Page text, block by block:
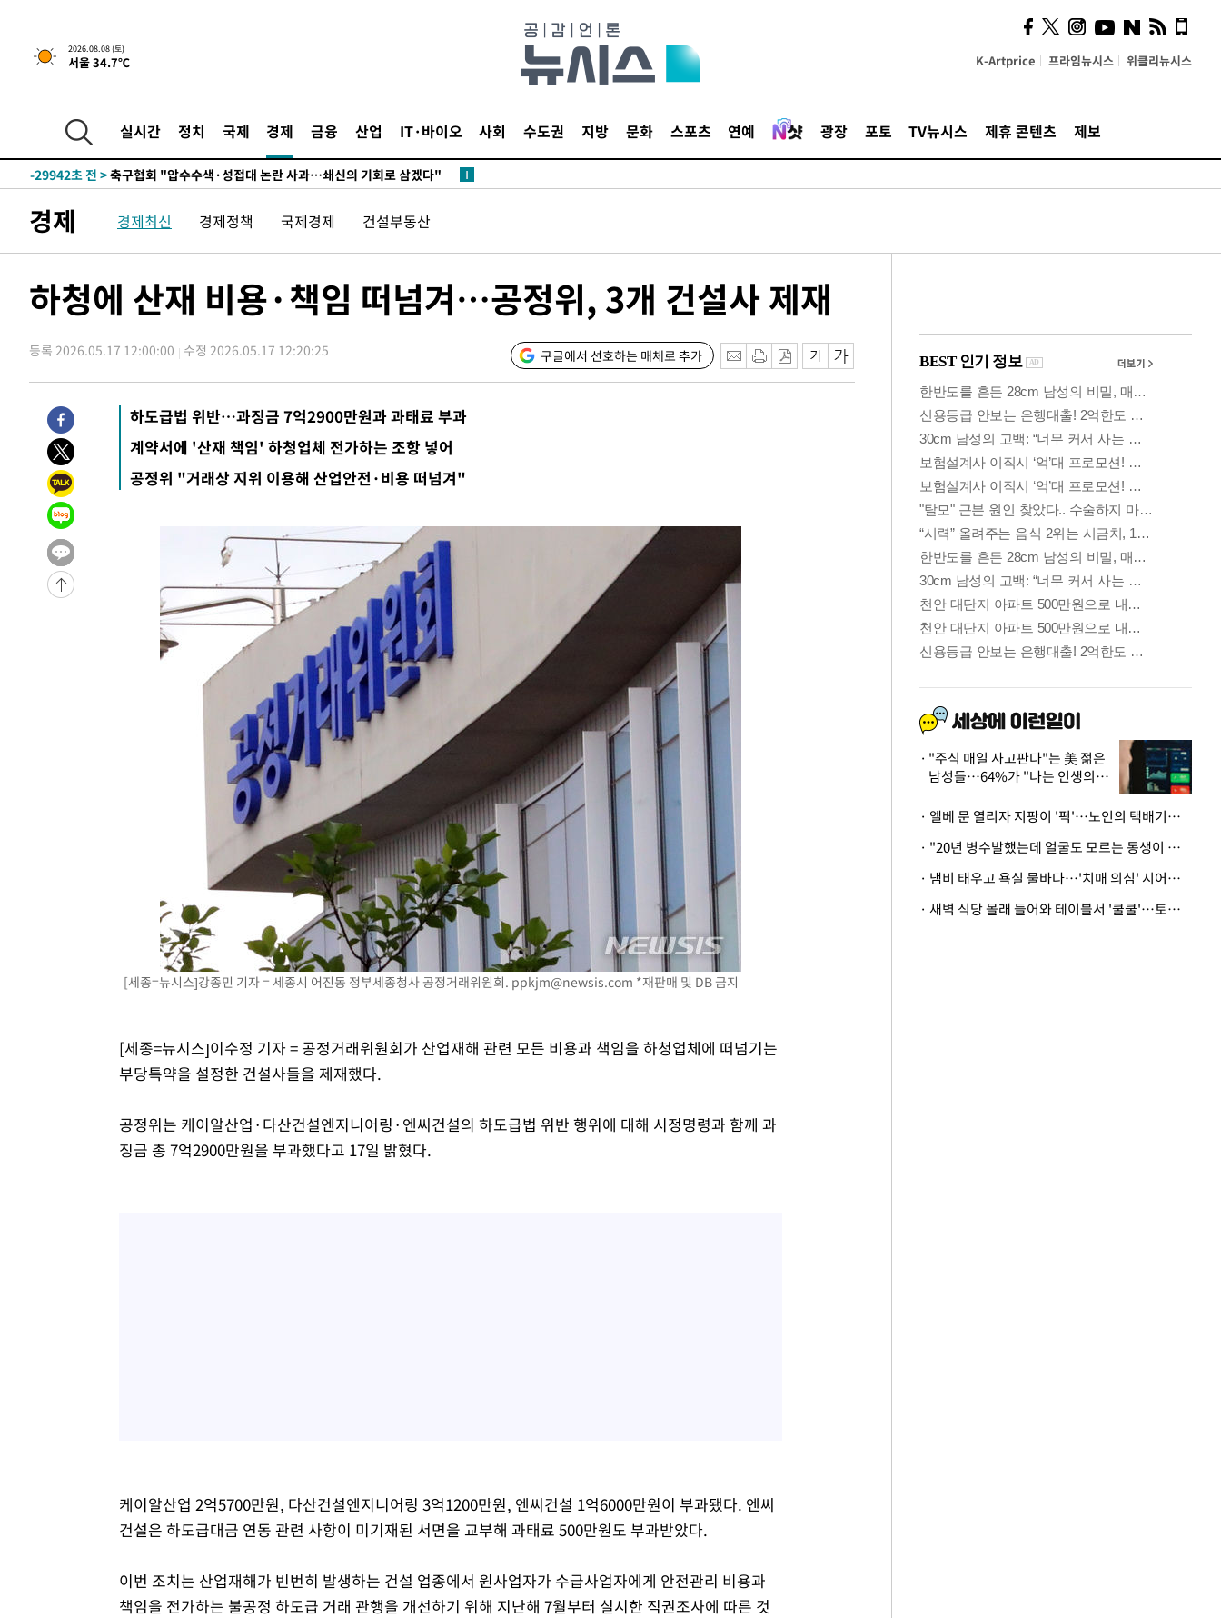
2026.08.08 (토)
서울 34.7℃ K-Artprice 프라임뉴시스 위클리뉴시스
실시간 정치 국제 경제 금융 산업 IT·바이오 사회 수도권 지방 문화 스포츠 연예 광장 포토 TV뉴시스 제휴 콘텐츠 제보
-10226초 전 >
[속보]뉴욕증시 상승 마감…S&P 0.6% 나스닥 1.3%↑
-29942초 전 >
-28459초 전 >[속보]'압수수색·성접대 논란' 축구협회 "실망과 걱정 안겨드려 죄
-10206초 전 >
[속보]뉴욕증시 상승 마감…S&P 0.6% 나스닥 1.3%↑
-29962초 전 >축구협회 "압수수색·성접대 논란 사과…쇄신의 기회로 삼겠다"
송"
-17100초 전 >'최고 37도' 폭염 지속…강원동해안 최대 150㎜ 비
경제 경제최신 경제정책 국제경제 건설부동산
하청에 산재 비용·책임 떠넘겨…공정위, 3개 건설사 제재
등록 2026.05.17 12:00:00 수정 2026.05.17 12:20:25 구글에서 선호하는 매체로 추가
하도급법 위반…과징금 7억2900만원과 과태료 부과
계약서에 '산재 책임' 하청업체 전가하는 조항 넣어
공정위 "거래상 지위 이용해 산업안전·비용 떠넘겨"
[세종=뉴시스]강종민 기자 = 세종시 어진동 정부세종청사 공정거래위원회. ppkjm@newsis.com *재판매 및 DB 금지
[세종=뉴시스]이수정 기자 = 공정거래위원회가 산업재해 관련 모든 비용과 책임을 하청업체에 떠넘기는
부당특약을 설정한 건설사들을 제재했다.
공정위는 케이알산업·다산건설엔지니어링·엔씨건설의 하도급법 위반 행위에 대해 시정명령과 함께 과
징금 총 7억2900만원을 부과했다고 17일 밝혔다.
케이알산업 2억5700만원, 다산건설엔지니어링 3억1200만원, 엔씨건설 1억6000만원이 부과됐다. 엔씨
건설은 하도급대금 연동 관련 사항이 미기재된 서면을 교부해 과태료 500만원도 부과받았다.
이번 조치는 산업재해가 빈번히 발생하는 건설 업종에서 원사업자가 수급사업자에게 안전관리 비용과
책임을 전가하는 불공정 하도급 거래 관행을 개선하기 위해 지난해 7월부터 실시한 직권조사에 따른 것
시, 스마트폰 액세서리에
NFC 더했다
"주식 매일 사고판다"는 美 젊은
남성들…64%가 "나는 인생의
· 엘베 문 열리자 지팡이 '퍽'…노인의 택배기사 폭행 이유
· "20년 병수발했는데 얼굴도 모르는 동생이 유산 절반을"…배다른 형제 상속권 있을까
· 냄비 태우고 욕실 물바다…'치매 의심' 시어머니 검사 권유했다가 '날벼락'
· 새벽 식당 몰래 들어와 테이블서 '쿨쿨'…토사물 남기고 사라진 남성